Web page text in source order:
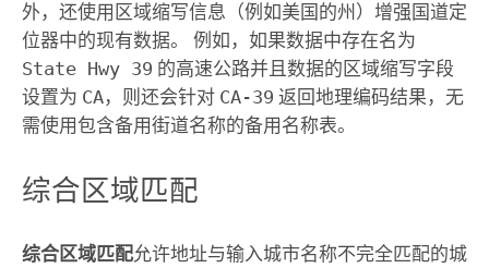
外，还使用区域缩写信息（例如美国的州）增强国道定
位器中的现有数据。 例如，如果数据中存在名为
State Hwy 39 的高速公路并且数据的区域缩写字段
设置为 CA，则还会针对 CA-39 返回地理编码结果，无
需使用包含备用街道名称的备用名称表。
综合区域匹配
综合区域匹配允许地址与输入城市名称不完全匹配的城